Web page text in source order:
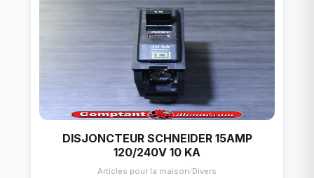
DISJONCTEUR SCHNEIDER 15AMP
120/240V 10 KA
Articles pour la maison/Divers